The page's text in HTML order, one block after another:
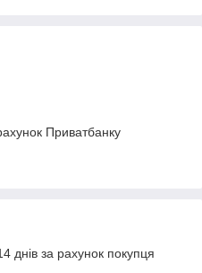
Приватбанку
днів за рахунок покупця